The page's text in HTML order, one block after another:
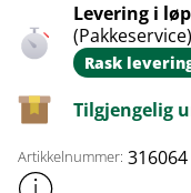
Levering i
(Pakkeservice)
Rask
Tilgjengelig
Artikkelnummer: 316064
Vis mer